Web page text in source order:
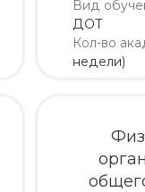
Вид
ДОТ
Кол-во
недели)